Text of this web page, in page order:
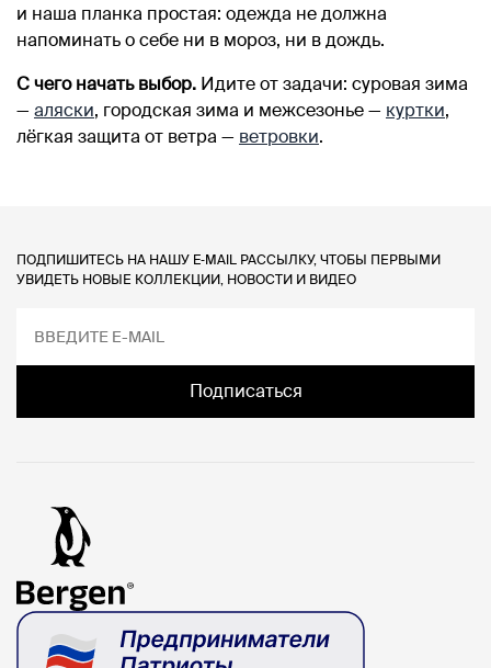
и наша планка простая: одежда не должна
напоминать о себе ни в мороз, ни в дождь.
С чего начать выбор. Идите от задачи: суровая зима
— аляски, городская зима и межсезонье — куртки,
лёгкая защита от ветра — ветровки.
ПОДПИШИТЕСЬ НА НАШУ E‑MAIL РАССЫЛКУ, ЧТОБЫ ПЕРВЫМИ
УВИДЕТЬ НОВЫЕ КОЛЛЕКЦИИ, НОВОСТИ И ВИДЕО
Подписаться